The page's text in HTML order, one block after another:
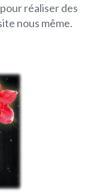
réaliser des
nous même.